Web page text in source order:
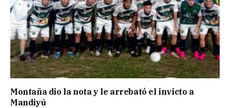
Montaña dio la nota y le arrebató el invicto a
Mandiyú